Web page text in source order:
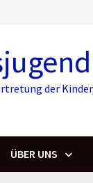
der
ÜBER UNS